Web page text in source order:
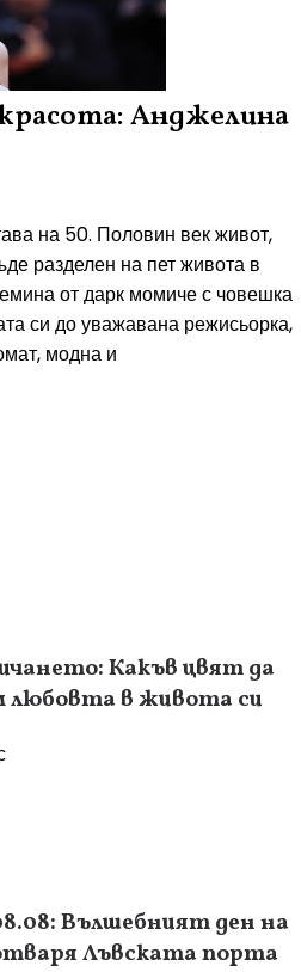
Анджелина
на 50. Половин век живот,
разделен на пет живота в
от дарк момиче с човешка
си до уважавана режисьорка,
модна и
Какъв цвят да
любовта в живота си
Вълшебният ден на
Лъвската порта